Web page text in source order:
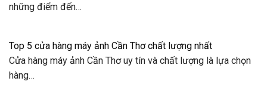
những điểm đến…
Top 5 cửa hàng máy ảnh Cần Thơ chất lượng nhất
Cửa hàng máy ảnh Cần Thơ uy tín và chất lượng là lựa chọn
hàng…